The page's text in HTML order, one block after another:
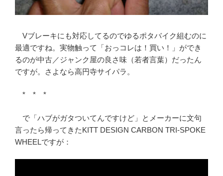
Vブレーキにも対応してるのでゆるポタバイク組むのに
最適ですね。実物触って「おっコレは！買い！」ができ
るのが中古／ジャンク屋の良さ味（若者言葉）だったん
ですが。さよなら高円寺サイパラ。
* * *
で「ハブがガタついてんですけど」とメーカーに文句
言ったら帰ってきたKITT DESIGN CARBON TRI-SPOKE
WHEELですが：